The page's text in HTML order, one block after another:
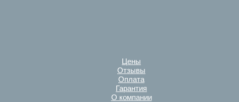
Цены
Отзывы
Оплата
Гарантия
О компании